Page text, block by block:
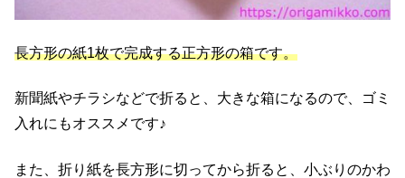
長方形の紙1枚で完成する正方形の箱です。
新聞紙やチラシなどで折ると、大きな箱になるので、ゴミ
入れにもオススメです♪
また、折り紙を長方形に切ってから折ると、小ぶりのかわ